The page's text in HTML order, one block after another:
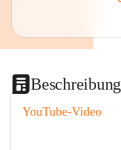
Beschreibung
YouTube-Video